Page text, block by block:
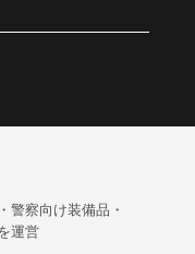
警察向け装備品・
運営